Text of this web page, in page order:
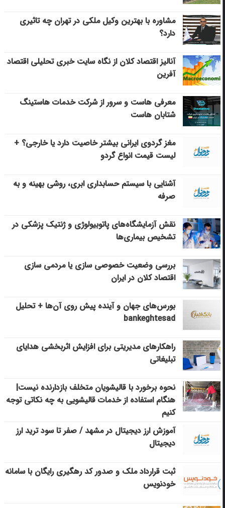
مشاوره با بهترین وکیل ملکی در تهران چه تاثیری
دارد؟
آنالیز اقتصاد کلان از نگاه سایت خبری تحلیلی اقتصاد
آفرین
معرفی هاست و سرور از شرکت خدمات هاستینگ
شتابان هاست
مغز گردوی ایرانی بیشتر خاصیت دارد یا خارجی؟ +
لیست قیمت انواع گردو
آشنایی با سیستم حسابداری ابری، روشی بهینه و به
صرفه
نقش آزمایشگاه‌های پاتوبیولوژی و ژنتیک پزشکی در
تشخیص بیماری‌ها
بررسی وضعیت خصوصی سازی یا مردمی سازی
اقتصاد کلان در ایران
بورس‌های جهان و آینده پیش روی آن‌ها + تحلیل
bankeghtesad
راهکارهای مدیریتی برای افزایش اثربخشی هدایای
تبلیغاتی
نحوه برخورد با قالیشویان متخلف بازدارنده نیست|
هنگام استفاده از خدمات قالیشویی به چه نکاتی توجه
کنیم
آموزش ارز دیجیتال در مشهد / صفر تا سود ترید ارز
دیجیتال
ثبت قرارداد ملک و صدور کد رهگیری رایگان با سامانه
خودنویس